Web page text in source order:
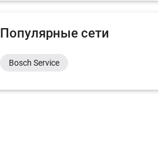
Популярные сети
Bosch Service